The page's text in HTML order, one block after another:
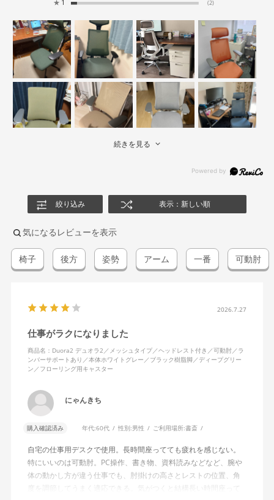
★ 1 (2)
続きを見る
絞り込み 表示：新しい順
気になるレビューを表示
椅子 後方 姿勢 アーム 一番 可動肘
2026.7.27
仕事がラクになりました
商品名：Duora2 デュオラ2／メッシュタイプ／ヘッドレスト付き／可動肘／ラ
ンバーサポートあり／本体ホワイトグレー／ブラック樹脂脚／ディープグリー
ン／フローリング用キャスター
にゃんきち
購入確認済み 年代:60代 性別:男性 ご利用場所:書斎
自宅の仕事用デスクで使用。長時間座ってても疲れを感じない。
特にいいのは可動肘。PC操作、書き物、資料読みなどなど、腕や
体の動かし方が違う仕事でも、肘掛けの高さとレストの位置、角
度を調節してうまく適応できる。気がつくと結構長い時間座って